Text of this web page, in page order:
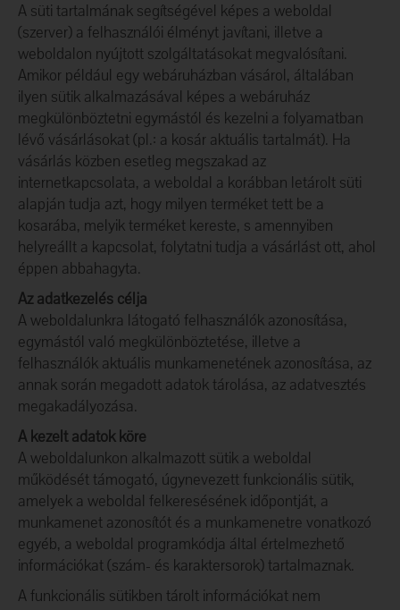
A süti tartalmának segítségével képes a weboldal
(szerver) a felhasználói élményt javítani, illetve a
weboldalon nyújtott szolgáltatásokat megvalósítani.
Amikor például egy webáruházban vásárol, általában
ilyen sütik alkalmazásával képes a webáruház
megkülönböztetni egymástól és kezelni a folyamatban
lévő vásárlásokat (pl.: a kosár aktuális tartalmát). Ha
vásárlás közben esetleg megszakad az
internetkapcsolata, a weboldal a korábban letárolt süti
alapján tudja azt, hogy milyen terméket tett be a
kosarába, melyik terméket kereste, s amennyiben
helyreállt a kapcsolat, folytatni tudja a vásárlást ott, ahol
éppen abbahagyta.
Az adatkezelés célja
A weboldalunkra látogató felhasználók azonosítása,
egymástól való megkülönböztetése, illetve a
felhasználók aktuális munkamenetének azonosítása, az
annak során megadott adatok tárolása, az adatvesztés
megakadályozása.
A kezelt adatok köre
A weboldalunkon alkalmazott sütik a weboldal
működését támogató, úgynevezett funkcionális sütik,
amelyek a weboldal felkeresésének időpontját, a
munkamenet azonosítót és a munkamenetre vonatkozó
egyéb, a weboldal programkódja által értelmezhető
információkat (szám- és karaktersorok) tartalmaznak.
A funkcionális sütikben tárolt információkat nem